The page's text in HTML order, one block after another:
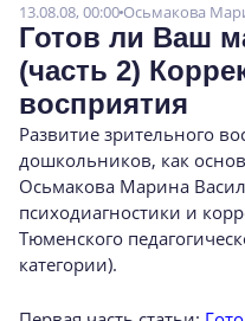
13.08.08, 00:00 Осьмакова
Готов ли Ваш
(часть 2)
восприятия
Развитие зрительного
дошкольников, как
Осьмакова Марина
психодиагностики и
Тюменского
категории).